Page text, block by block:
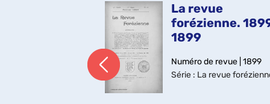
La revue
forézienne.
1899
Numéro de revue | 1899
Série: La revue